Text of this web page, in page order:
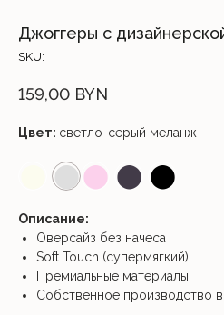
Джоггеры с
SKU:
159,00 BYN
Цвет: светло-серый меланж
⬤⬤ ⬤ ⬤
Описание:
Оверсайз без начеса
Soft Touch (супермягкий)
Премиальные материалы
Собственное производство